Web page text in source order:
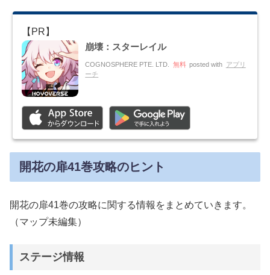
崩壊：スターレイル
COGNOSPHERE PTE. LTD. 無料 posted with アプリ
ーチ
開花の扉41巻攻略のヒント
開花の扉41巻の攻略に関する情報をまとめていきます。
（マップ未編集）
ステージ情報